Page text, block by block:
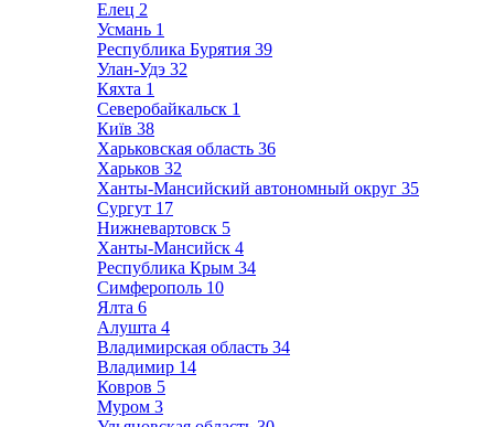
Елец 2
Усмань 1
Республика Бурятия 39
Улан-Удэ 32
Кяхта 1
Северобайкальск 1
Київ 38
Харьковская область 36
Харьков 32
Ханты-Мансийский автономный округ 35
Сургут 17
Нижневартовск 5
Ханты-Мансийск 4
Республика Крым 34
Симферополь 10
Ялта 6
Алушта 4
Владимирская область 34
Владимир 14
Ковров 5
Муром 3